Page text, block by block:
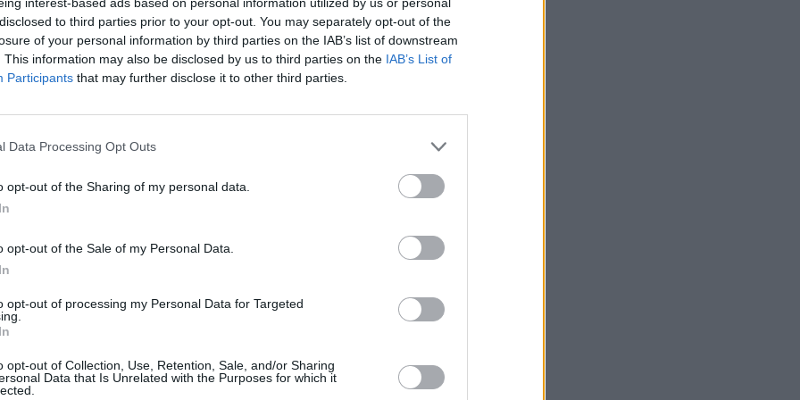
to third parties prior to your opt-out. You may separately opt-out of the
of your personal information by third parties on the IAB’s list of downstream
This information may also be disclosed by us to third parties on the IAB’s List of
Participants that may further disclose it to other third parties.
Data Processing Opt Outs
opt-out of the Sharing of my personal data.
opt-out of the Sale of my Personal Data.
opt-out of processing my Personal Data for Targeted
opt-out of Collection, Use, Retention, Sale, and/or Sharing
Data that Is Unrelated with the Purposes for which it
ως εξής:
Έως 39.000 ευρώ (με +5.000 ευρώ για κάθε παιδί μετά το πρώτο).
εκτάσεις από το καλοκαίρι
αφορά την αξιοποίηση της δημόσιας περιουσίας μέσω ιδιωτών
εταιρείες που θα προκύψουν από τους σχετικούς διαγωνισμούς,
σε δημόσια οικόπεδα. Η συμφωνία προβλέπει ότι το
στην αγορά.